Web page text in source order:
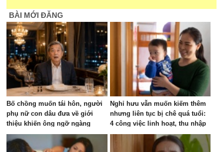
BÀI MỚI ĐĂNG
Bố chồng muốn tái hôn, người
phụ nữ con dâu đưa về giới
thiệu khiến ông ngỡ ngàng
Nghỉ hưu vẫn muốn kiếm thêm
nhưng liên tục bị chê quá tuổi:
4 công việc linh hoạt, thu nhập
vài triệu đồng mỗi tháng